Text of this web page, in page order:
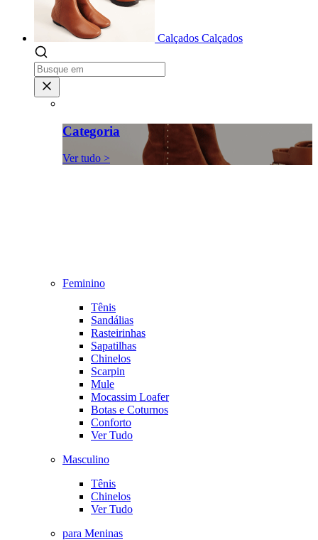
Calçados Calçados
Categoria
Ver tudo >
Feminino
Tênis
Sandálias
Rasteirinhas
Sapatilhas
Chinelos
Scarpin
Mule
Mocassim Loafer
Botas e Coturnos
Conforto
Ver Tudo
Masculino
Tênis
Chinelos
Ver Tudo
para Meninas